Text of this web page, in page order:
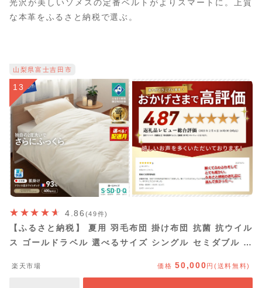
光沢が美しいソメスの定番ベルトがよりスマートに。上質
な本革をふるさと納税で選ぶ。
山梨県富士吉田市
13
4.86 (49件)
【ふるさと納税】 夏用 羽毛布団 掛け布団 抗菌 抗ウイル
ス ゴールドラベル 選べるサイズ シングル セミダブル ダ
クダウン 訳あり 羽毛2回洗浄 寝具 ふるさと納税限定 国産
楽天市場 価格50,000円(送料無料)